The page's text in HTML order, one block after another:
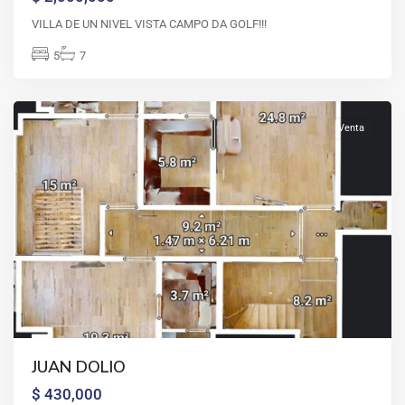
VILLA DE UN NIVEL VISTA CAMPO DA GOLF!!!
5 7
Juan
Venta
JUAN DOLIO
$ 430,000